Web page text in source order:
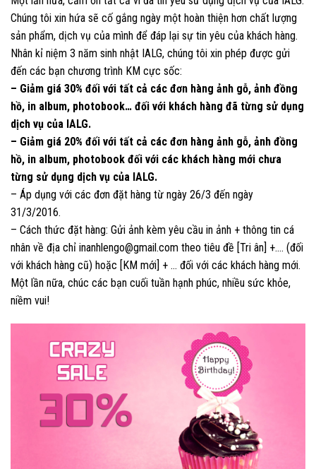
Chúng tôi xin hứa sẽ cố gắng ngày một hoàn thiện hơn chất lượng
sản phẩm, dịch vụ của mình để đáp lại sự tin yêu của khách hàng.
Nhân kỉ niệm 3 năm sinh nhật IALG, chúng tôi xin phép được gửi
đến các bạn chương trình KM cực sốc:
– Giảm giá 30% đối với tất cả các đơn hàng ảnh gỗ, ảnh đồng
hồ, in album, photobook… đối với khách hàng đã từng sử dụng
dịch vụ của IALG.
– Giảm giá 20% đối với tất cả các đơn hàng ảnh gỗ, ảnh đồng
hồ, in album, photobook đối với các khách hàng mới chưa
từng sử dụng dịch vụ của IALG.
– Áp dụng với các đơn đặt hàng từ ngày 26/3 đến ngày
31/3/2016.
– Cách thức đặt hàng: Gửi ảnh kèm yêu cầu in ảnh + thông tin cá
nhân về địa chỉ inanhlengo@gmail.com theo tiêu đề [Tri ân] +…. (đối
với khách hàng cũ) hoặc [KM mới] + … đối với các khách hàng mới.
Một lần nữa, chúc các bạn cuối tuần hạnh phúc, nhiều sức khỏe,
niềm vui!